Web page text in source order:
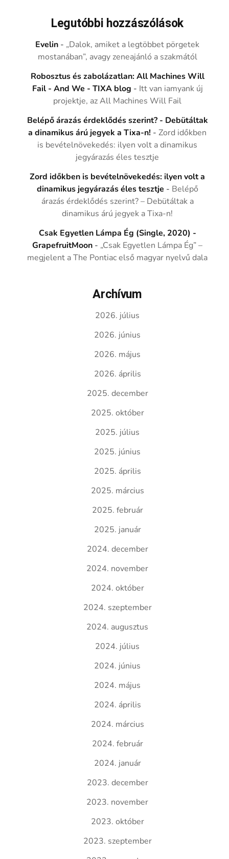
Legutóbbi hozzászólások
Evelin - „Dalok, amiket a legtöbbet pörgetek
mostanában”, avagy zeneajánló a szakmától
Robosztus és zabolázatlan: All Machines Will
Fail - And We - TIXA blog - Itt van iamyank új
projektje, az All Machines Will Fail
Belépő árazás érdeklődés szerint? - Debütáltak
a dinamikus árú jegyek a Tixa-n! -Zord időkben
is bevételnövekedés: ilyen volt a dinamikus
jegyárazás éles tesztje
Zord időkben is bevételnövekedés: ilyen volt a
dinamikus jegyárazás éles tesztje - Belépő
árazás érdeklődés szerint? – Debütáltak a
dinamikus árú jegyek a Tixa-n!
Csak Egyetlen Lámpa Ég (Single, 2020) -
GrapefruitMoon - „Csak Egyetlen Lámpa Ég” –
megjelent a The Pontiac első magyar nyelvű dala
Archívum
2026. július
2026. június
2026. május
2026. április
2025. december
2025. október
2025. július
2025. június
2025. április
2025. március
2025. február
2025. január
2024. december
2024. november
2024. október
2024. szeptember
2024. augusztus
2024. július
2024. június
2024. május
2024. április
2024. március
2024. február
2024. január
2023. december
2023. november
2023. október
2023. szeptember